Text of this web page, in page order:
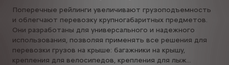
Поперечные рейлинги увеличивают грузоподъемность
и облегчают перевозку крупногабаритных предметов.
Они разработаны для универсального и надежного
использования, позволяя применять все решения для
перевозки грузов на крыше: багажники на крышу,
крепления для велосипедов, крепления для лыж...